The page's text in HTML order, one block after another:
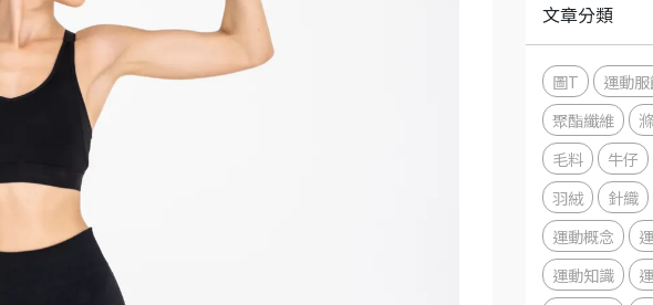
文章分類
圖T 運動
聚酯纖維
毛料
牛仔
羽絨
針織
運動概念
運動知識